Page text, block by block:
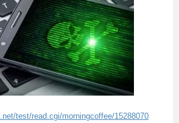
test/read.cgi/morningcoffee/15288070